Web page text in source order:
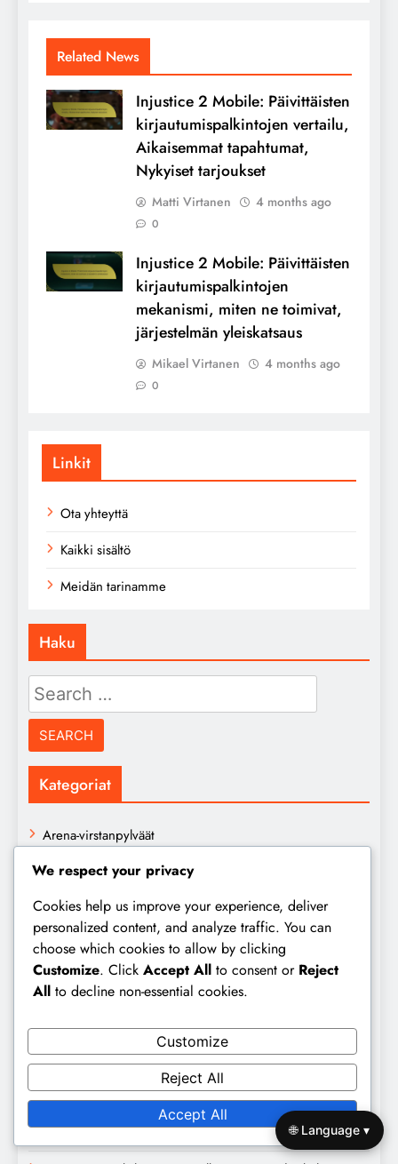
Related News
Injustice 2 Mobile: Päivittäisten
kirjautumispalkintojen vertailu,
Aikaisemmat tapahtumat,
Nykyiset tarjoukset
Matti Virtanen 4 months ago
0
Injustice 2 Mobile: Päivittäisten
kirjautumispalkintojen
mekanismi, miten ne toimivat,
järjestelmän yleiskatsaus
Mikael Virtanen 4 months ago
0
Linkit
Ota yhteyttä
Kaikki sisältö
Meidän tarinamme
Haku
Search
for:
Kategoriat
Arena-virstanpylväät
Invasiotavoitteet
Päivittäiset palkinnot
Uusimmat julkaisut
Injustice 2 Mobile: Invaasion virstanpylväiden palkinnot,
Injustice 2 Mobile: Areenapalkintojen vertailu, Eri kaudet,
Injustice 2 Mobile: Invaasion palkinnot, yhteisön
näkemykset, Pelaajien kokemukset, Vinkkien jakaminen
We respect your privacy
Cookies help us improve your experience, deliver
personalized content, and analyze traffic. You can
choose which cookies to allow by clicking
Customize. Click Accept All to consent or Reject
All to decline non-essential cookies.
Customize
Reject All
Accept All
🌐 Language ▾